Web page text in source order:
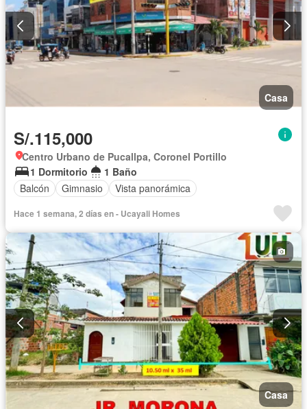
Casa
S/.115,000
Centro Urbano de Pucallpa, Coronel Portillo
1 Dormitorio
1 Baño
Balcón
Gimnasio Vista panorámica
Hace 1 semana, 2 días en - Ucayali Homes
Casa